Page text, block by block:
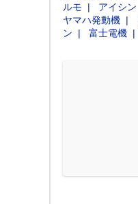
ルモ
アイシン
ヤマハ発動機
ン
富士電機